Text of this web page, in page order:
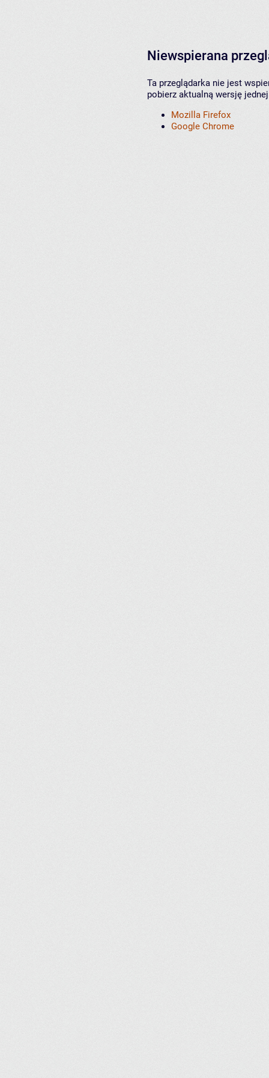
Niewspierana
Ta przeglądarka nie jest
pobierz aktualną wersję
Mozilla Firefox
Google Chrome